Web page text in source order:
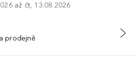
až čt, 13.08.2026
DO KOŠÍKU
prodejně